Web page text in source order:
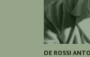
DE ROSSI